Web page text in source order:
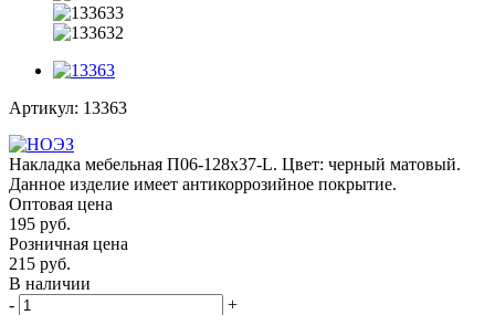
Артикул: 13363
Накладка мебельная П06-128х37-L. Цвет: черный матовый.
Данное изделие имеет антикоррозийное покрытие.
Оптовая цена
195 руб.
Розничная цена
215 руб.
В наличии
-
+